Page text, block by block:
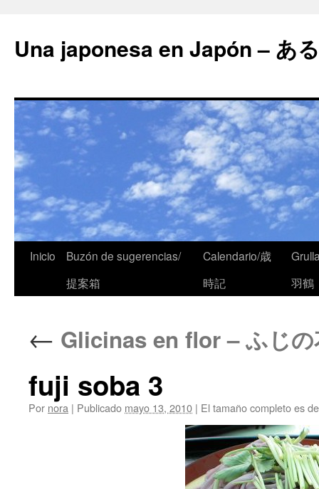
Una japonesa en Japón – あ
Inicio
Buzón de sugerencias/
提案箱
Calendario/歳
時記
羽鶴
← Glicinas en flor – ふじ
fuji soba 3
Por nora | Publicado mayo 13, 2010 | El tamaño completo es